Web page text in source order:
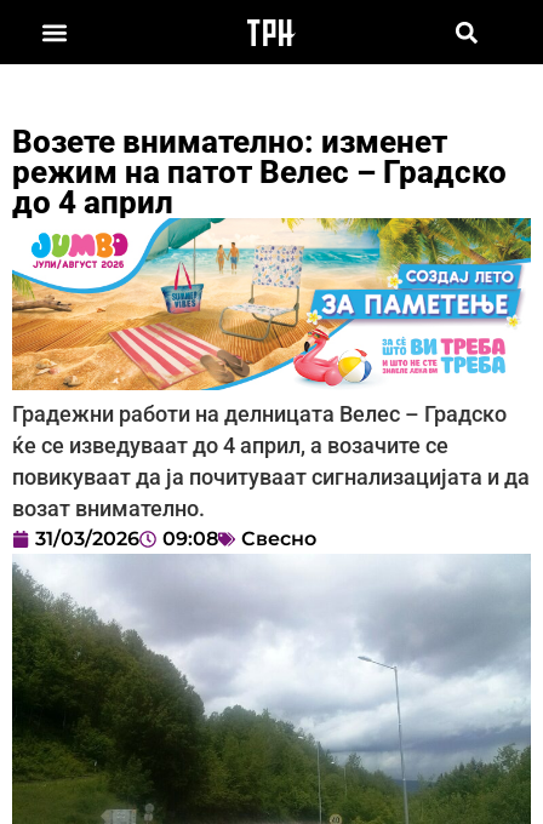
Возете внимателно: изменет
режим на патот Велес – Градско
до 4 април
Градежни работи на делницата Велес – Градско
ќе се изведуваат до 4 април, а возачите се
повикуваат да ја почитуваат сигнализацијата и да
возат внимателно.
31/03/2026 09:08 Свесно